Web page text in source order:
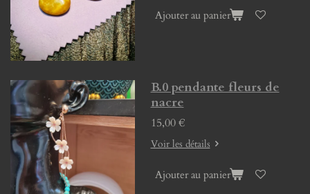
Ajouter au panier
B.0 pendante fleurs de
nacre
15,00 €
Voir les détails
Ajouter au panier